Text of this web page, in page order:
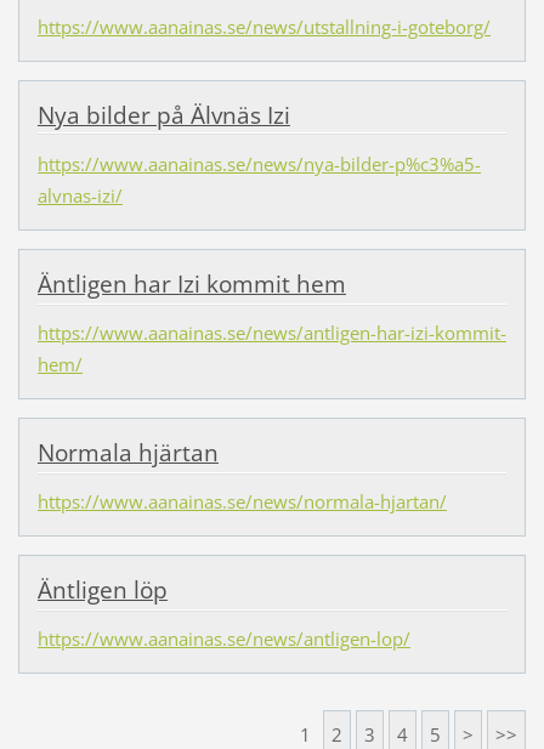
https://www.aanainas.se/news/utstallning-i-goteborg/
Nya bilder på Älvnäs Izi
https://www.aanainas.se/news/nya-bilder-p%c3%a5-
alvnas-izi/
Äntligen har Izi kommit hem
https://www.aanainas.se/news/antligen-har-izi-kommit-
hem/
Normala hjärtan
https://www.aanainas.se/news/normala-hjartan/
Äntligen löp
https://www.aanainas.se/news/antligen-lop/
1 2 3 4 5 > >>